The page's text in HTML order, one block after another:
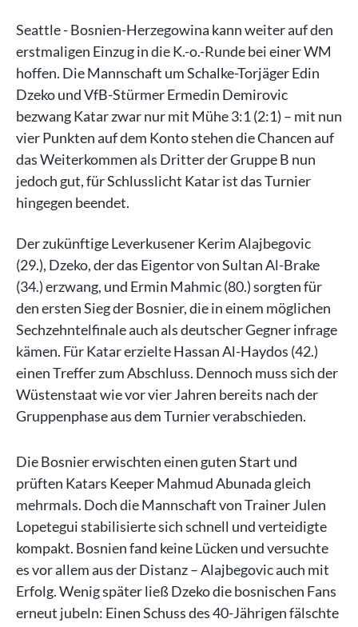
Seattle - Bosnien-Herzegowina kann weiter auf den
erstmaligen Einzug in die K.-o.-Runde bei einer WM
hoffen. Die Mannschaft um Schalke-Torjäger Edin
Dzeko und VfB-Stürmer Ermedin Demirovic
bezwang Katar zwar nur mit Mühe 3:1 (2:1) – mit nun
vier Punkten auf dem Konto stehen die Chancen auf
das Weiterkommen als Dritter der Gruppe B nun
jedoch gut, für Schlusslicht Katar ist das Turnier
hingegen beendet.
Der zukünftige Leverkusener Kerim Alajbegovic
(29.), Dzeko, der das Eigentor von Sultan Al-Brake
(34.) erzwang, und Ermin Mahmic (80.) sorgten für
den ersten Sieg der Bosnier, die in einem möglichen
Sechzehntelfinale auch als deutscher Gegner infrage
kämen. Für Katar erzielte Hassan Al-Haydos (42.)
einen Treffer zum Abschluss. Dennoch muss sich der
Wüstenstaat wie vor vier Jahren bereits nach der
Gruppenphase aus dem Turnier verabschieden.
Die Bosnier erwischten einen guten Start und
prüften Katars Keeper Mahmud Abunada gleich
mehrmals. Doch die Mannschaft von Trainer Julen
Lopetegui stabilisierte sich schnell und verteidigte
kompakt. Bosnien fand keine Lücken und versuchte
es vor allem aus der Distanz – Alajbegovic auch mit
Erfolg. Wenig später ließ Dzeko die bosnischen Fans
erneut jubeln: Einen Schuss des 40-Jährigen fälschte